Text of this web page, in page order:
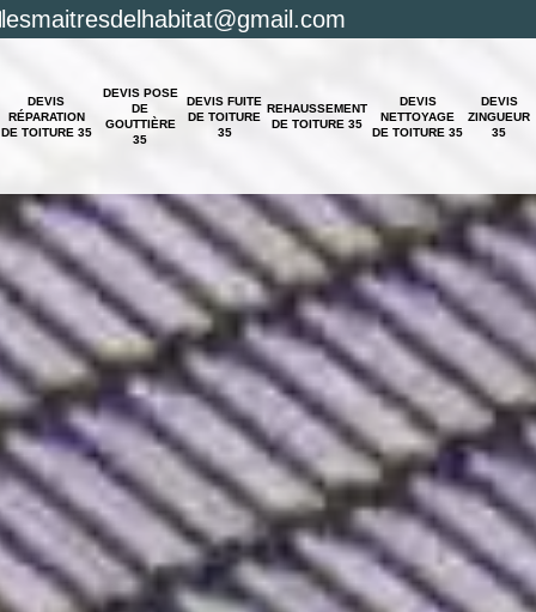
lesmaitresdelhabitat@gmail.com
DEVIS
RÉPARATION
DE TOITURE 35
DEVIS POSE
DE
GOUTTIÈRE
35
DEVIS FUITE
DE TOITURE
35
REHAUSSEMENT
DE TOITURE 35
DEVIS
NETTOYAGE
DE TOITURE 35
DEVIS
ZINGUEUR
35